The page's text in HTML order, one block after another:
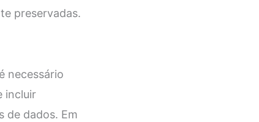
preservadas.
necessário
incluir
de dados. Em